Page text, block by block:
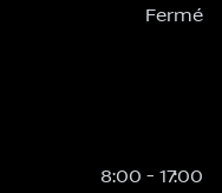
Fermé
8:00 - 17:00